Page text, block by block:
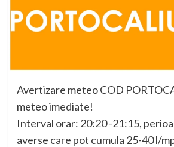
Avertizare meteo COD
meteo imediate!
Interval orar: 20:20 -21:15,
averse care pot cumula 25-40 l/